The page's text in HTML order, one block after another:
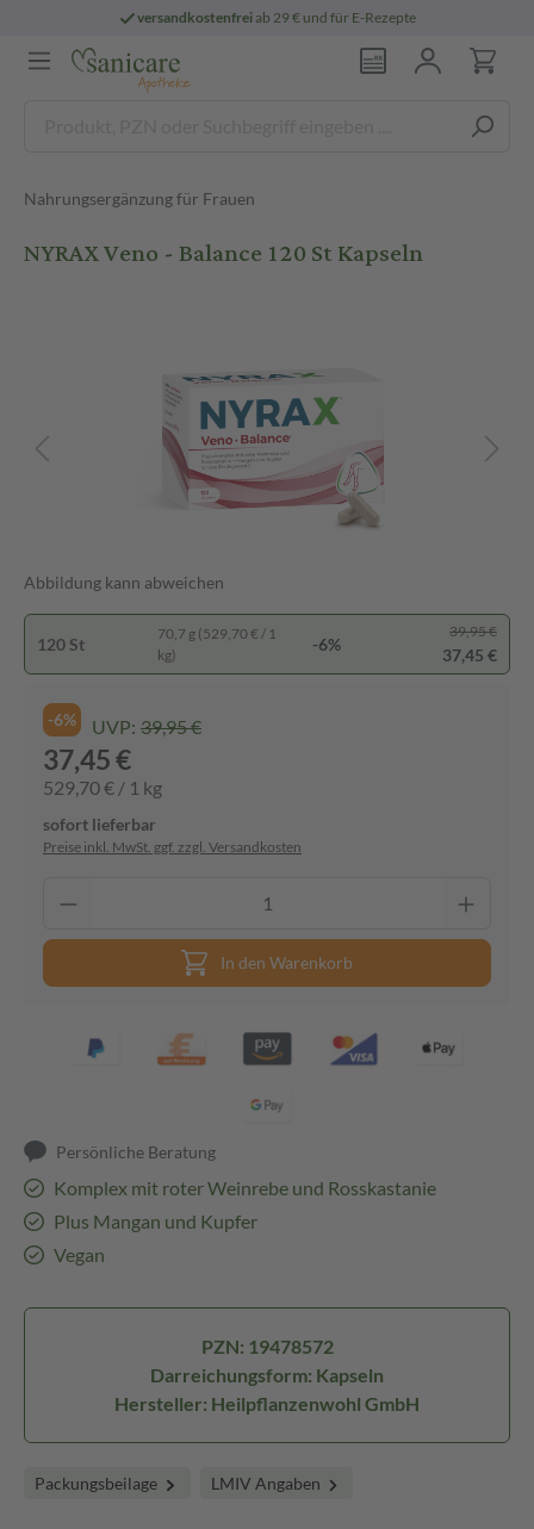
versandkostenfreiab 29 € und für E-Rezepte
Nahrungsergänzung für Frauen
NYRAX Veno - Balance 120 St Kapseln
Abbildung kann abweichen
120 St
70,7 g (529,70 € / 1
kg)
-6%
39,95 €
37,45 €
-6% UVP: 39,95 €
37,45 €
529,70 € / 1 kg
sofort lieferbar
Preise inkl. MwSt. ggf. zzgl. Versandkosten
In den Warenkorb
Persönliche Beratung
Komplex mit roter Weinrebe und Rosskastanie
Plus Mangan und Kupfer
Vegan
PZN: 19478572
Darreichungsform: Kapseln
Hersteller: Heilpflanzenwohl GmbH
Packungsbeilage LMIV Angaben